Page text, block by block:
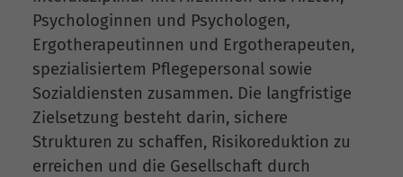
Psychologinnen und Psychologen,
Ergotherapeutinnen und Ergotherapeuten,
spezialisiertem Pflegepersonal sowie
Sozialdiensten zusammen. Die langfristige
Zielsetzung besteht darin, sichere
Strukturen zu schaffen, Risikoreduktion zu
erreichen und die Gesellschaft durch